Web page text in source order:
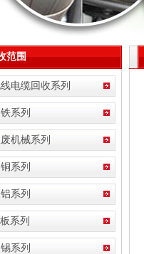
范围
电缆回收系列
系列
机械系列
系列
系列
系列
系列